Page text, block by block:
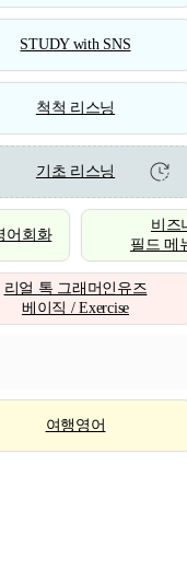
STUDY with SNS
척척 리스닝
기초 리스닝
어회화
비즈
필드 메
리얼 톡 그래머인유즈
베이직 / Exercise
여행영어